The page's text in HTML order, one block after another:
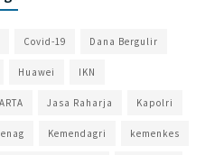
Covid-19 Dana Bergulir
Huawei IKN
Jasa Raharja Kapolri
Kemendagri kemenkes